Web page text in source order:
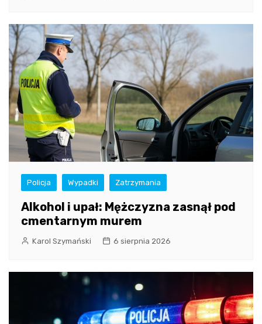
Policja Wypadki Zatrzymania
Alkohol i upał: Mężczyzna zasnął pod
cmentarnym murem
Karol Szymański 6 sierpnia 2026